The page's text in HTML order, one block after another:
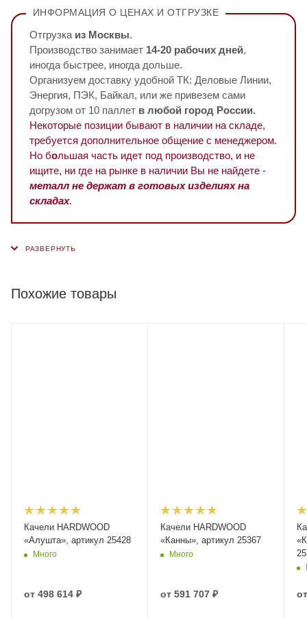
ИНФОРМАЦИЯ О ЦЕНАХ И ОТГРУЗКЕ
Отгрузка из Москвы.
Производство занимает 14-20 рабочих дней,
иногда быстрее, иногда дольше.
Организуем доставку удобной ТК: Деловые Линии,
Энергия, ПЭК, Байкал, или же привезем сами
догрузом от 10 паллет в любой город России.
Некоторые позиции бывают в наличии на складе,
требуется дополнительное общение с менеджером.
Но большая часть идет под производство, и не
ищите, ни где на рынке в наличии Вы не найдете -
металл не держат в готовых изделиях на
складах.
Похожие товары
Качели HARDWOOD
«Алушта», артикул 25428
Много
от 498 614 ₽
Качели HARDWOOD
«Канны», артикул 25367
Много
от 591 707 ₽